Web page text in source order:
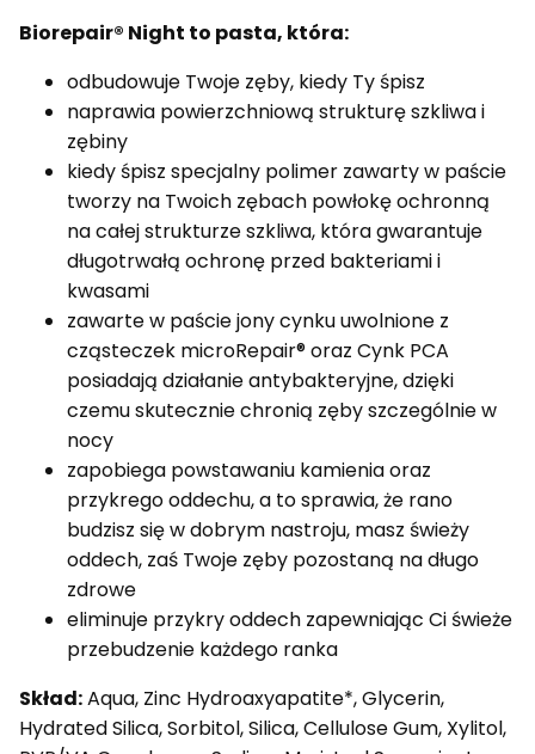
Biorepair® Night to pasta, która:
odbudowuje Twoje zęby, kiedy Ty śpisz
naprawia powierzchniową strukturę szkliwa i
zębiny
kiedy śpisz specjalny polimer zawarty w paście
tworzy na Twoich zębach powłokę ochronną
na całej strukturze szkliwa, która gwarantuje
długotrwałą ochronę przed bakteriami i
kwasami
zawarte w paście jony cynku uwolnione z
cząsteczek microRepair® oraz Cynk PCA
posiadają działanie antybakteryjne, dzięki
czemu skutecznie chronią zęby szczególnie w
nocy
zapobiega powstawaniu kamienia oraz
przykrego oddechu, a to sprawia, że rano
budzisz się w dobrym nastroju, masz świeży
oddech, zaś Twoje zęby pozostaną na długo
zdrowe
eliminuje przykry oddech zapewniając Ci świeże
przebudzenie każdego ranka
Skład:Aqua, Zinc Hydroaxyapatite*, Glycerin,
Hydrated Silica, Sorbitol, Silica, Cellulose Gum, Xylitol,